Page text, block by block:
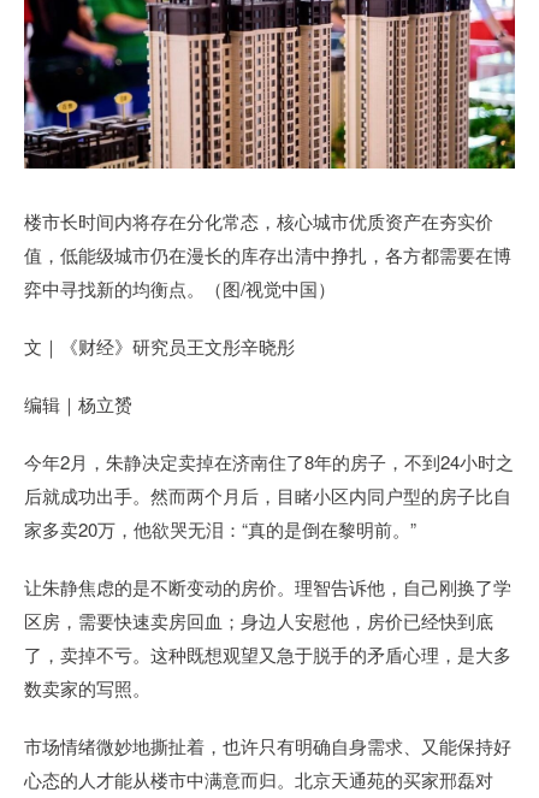
楼市长时间内将存在分化常态，核心城市优质资产在夯实价
值，低能级城市仍在漫长的库存出清中挣扎，各方都需要在博
弈中寻找新的均衡点。（图/视觉中国）
文｜《财经》研究员王文彤辛晓彤
编辑｜杨立赟
今年2月，朱静决定卖掉在济南住了8年的房子，不到24小时之
后就成功出手。然而两个月后，目睹小区内同户型的房子比自
家多卖20万，他欲哭无泪：“真的是倒在黎明前。”
让朱静焦虑的是不断变动的房价。理智告诉他，自己刚换了学
区房，需要快速卖房回血；身边人安慰他，房价已经快到底
了，卖掉不亏。这种既想观望又急于脱手的矛盾心理，是大多
数卖家的写照。
市场情绪微妙地撕扯着，也许只有明确自身需求、又能保持好
心态的人才能从楼市中满意而归。北京天通苑的买家邢磊对